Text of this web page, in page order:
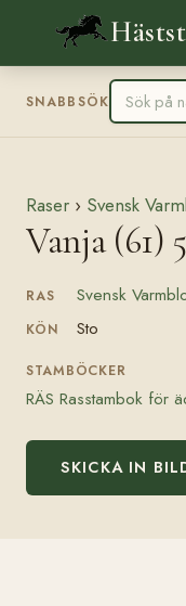
SNABBSÖK
Raser › Svensk
Vanja (61)
RAS Svensk
KÖN Sto
STAMBÖCKER
RÄS Rasstambok för
SKICKA IN